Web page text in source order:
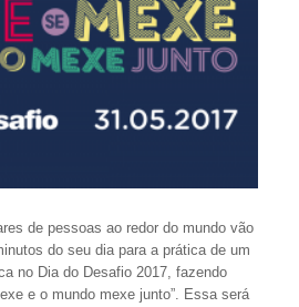
de pessoas ao redor do mundo vão
do seu dia para a prática de um
no Dia do Desafio 2017, fazendo
e o mundo mexe junto”. Essa será